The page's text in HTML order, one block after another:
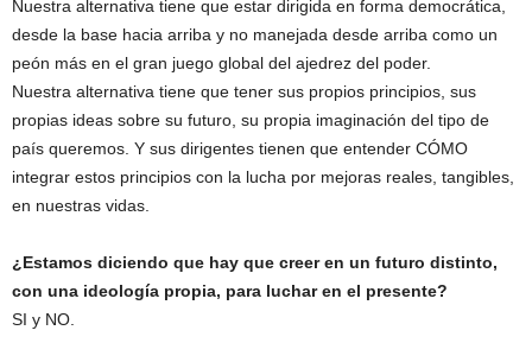
Nuestra alternativa tiene que estar dirigida en forma democrática,
desde la base hacia arriba y no manejada desde arriba como un
peón más en el gran juego global del ajedrez del poder.
Nuestra alternativa tiene que tener sus propios principios, sus
propias ideas sobre su futuro, su propia imaginación del tipo de
país queremos. Y sus dirigentes tienen que entender CÓMO
integrar estos principios con la lucha por mejoras reales, tangibles,
en nuestras vidas.
¿Estamos diciendo que hay que creer en un futuro distinto,
con una ideología propia, para luchar en el presente?
SI y NO.